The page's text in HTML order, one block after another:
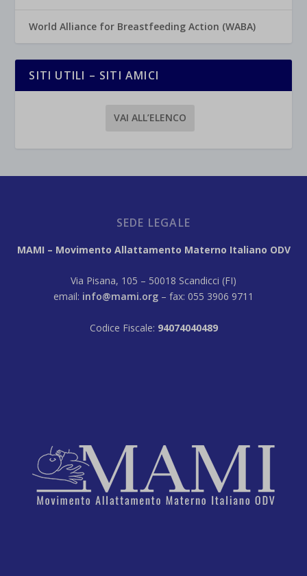
World Alliance for Breastfeeding Action (WABA)
SITI UTILI – SITI AMICI
VAI ALL’ELENCO
SEDE LEGALE
MAMI – Movimento Allattamento Materno Italiano ODV
Via Pisana, 105 – 50018 Scandicci (FI)
email: info@mami.org – fax: 055 3906 9711
Codice Fiscale: 94074040489